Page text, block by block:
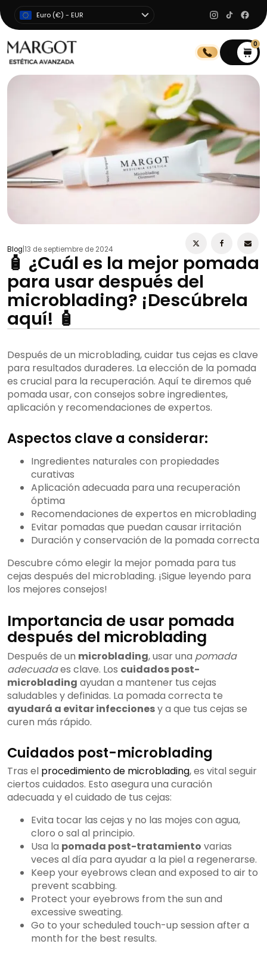
Euro (€) - EUR
0
Blog 13 de septiembre de 2024
🧴 ¿Cuál es la mejor pomada
para usar después del
microblading? ¡Descúbrela
aquí! 🧴
Después de un microblading, cuidar tus cejas es clave
para resultados duraderes. La elección de la pomada
es crucial para la recuperación. Aquí te diremos qué
pomada usar, con consejos sobre ingredientes,
aplicación y recomendaciones de expertos.
Aspectos clave a considerar:
Ingredientes naturales con propiedades
curativas
Aplicación adecuada para una recuperación
óptima
Recomendaciones de expertos en microblading
Evitar pomadas que puedan causar irritación
Duración y conservación de la pomada correcta
Descubre cómo elegir la mejor pomada para tus
cejas después del microblading. ¡Sigue leyendo para
los mejores consejos!
Importancia de usar pomada
después del microblading
Después de un microblading, usar una pomada
adecuadaes clave. Los cuidados post-
microblading ayudan a mantener tus cejas
saludables y definidas. La pomada correcta te
ayudará a evitar infeccionesy a que tus cejas se
curen más rápido.
Cuidados post-microblading
Tras el procedimiento de microblading, es vital seguir
ciertos cuidados. Esto asegura una curación
adecuada y el cuidado de tus cejas:
Evita tocar las cejas y no las mojes con agua,
cloro o sal al principio.
Usa la pomada post-tratamiento varias
veces al día para ayudar a la piel a regenerarse.
Keep your eyebrows clean and exposed to air to
prevent scabbing.
Protect your eyebrows from the sun and
excessive sweating.
Go to your scheduled touch-up session after a
month for the best results.